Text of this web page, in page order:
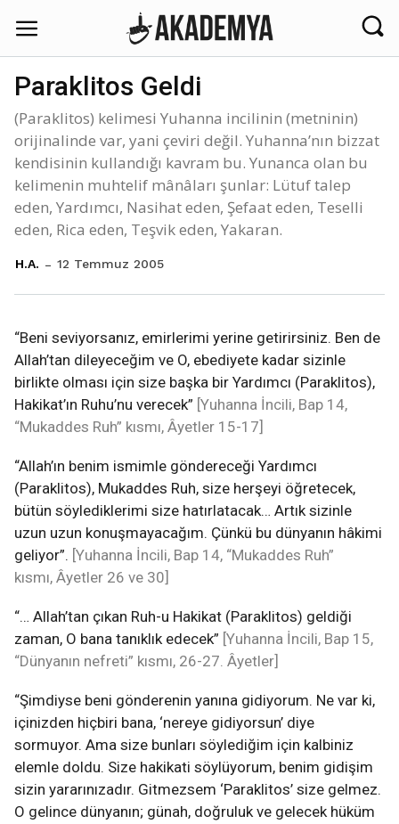
Paraklitos Geldi
(Paraklitos) kelimesi Yuhanna incilinin (metninin)
orijinalinde var, yani çeviri değil. Yuhanna’nın bizzat
kendisinin kullandığı kavram bu. Yunanca olan bu
kelimenin muhtelif mânâları şunlar: Lütuf talep
eden, Yardımcı, Nasihat eden, Şefaat eden, Teselli
eden, Rica eden, Teşvik eden, Yakaran.
H.A. 12 Temmuz 2005
“Beni seviyorsanız, emirlerimi yerine getirirsiniz. Ben de
Allah’tan dileyeceğim ve O, ebediyete kadar sizinle
birlikte olması için size başka bir Yardımcı (Paraklitos),
Hakikat’ın Ruhu’nu verecek” [Yuhanna İncili, Bap 14,
“Mukaddes Ruh” kısmı, Âyetler 15-17]
“Allah’ın benim ismimle göndereceği Yardımcı
(Paraklitos), Mukaddes Ruh, size herşeyi öğretecek,
bütün söylediklerimi size hatırlatacak… Artık sizinle
uzun uzun konuşmayacağım. Çünkü bu dünyanın hâkimi
geliyor”. [Yuhanna İncili, Bap 14, “Mukaddes Ruh”
kısmı, Âyetler 26 ve 30]
“… Allah’tan çıkan Ruh-u Hakikat (Paraklitos) geldiği
zaman, O bana tanıklık edecek” [Yuhanna İncili, Bap 15,
“Dünyanın nefreti” kısmı, 26-27. Âyetler]
“Şimdiyse beni gönderenin yanına gidiyorum. Ne var ki,
içinizden hiçbiri bana, ‘nereye gidiyorsun’ diye
sormuyor. Ama size bunları söylediğim için kalbiniz
elemle doldu. Size hakikati söylüyorum, benim gidişim
sizin yararınızadır. Gitmezsem ‘Paraklitos’ size gelmez.
O gelince dünyanın; günah, doğruluk ve gelecek hüküm